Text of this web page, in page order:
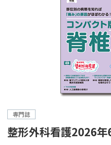
専門誌
整形外科看護2026年